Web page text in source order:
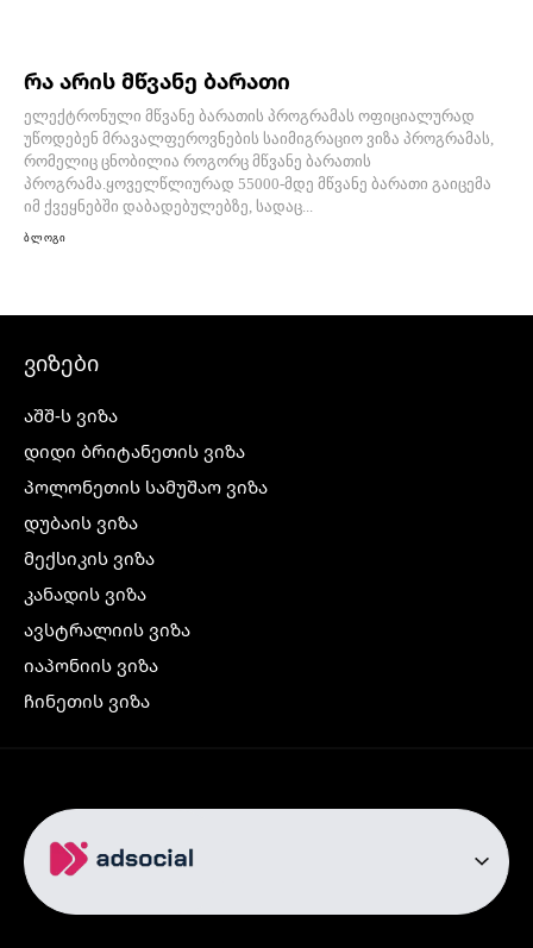
რა არის მწვანე ბარათი
ელექტრონული მწვანე ბარათის პროგრამას ოფიციალურად
უწოდებენ მრავალფეროვნების საიმიგრაციო ვიზა პროგრამას,
რომელიც ცნობილია როგორც მწვანე ბარათის
პროგრამა.ყოველწლიურად 55000-მდე მწვანე ბარათი გაიცემა
იმ ქვეყნებში დაბადებულებზე, სადაც...
ბლოგი
ვიზები
აშშ-ს ვიზა
დიდი ბრიტანეთის ვიზა
პოლონეთის სამუშაო ვიზა
დუბაის ვიზა
მექსიკის ვიზა
კანადის ვიზა
ავსტრალიის ვიზა
იაპონიის ვიზა
ჩინეთის ვიზა
ჩრდილოეთ ირლანდიის ვიზა
რუსეთის ვიზა
ავიაბილეთები